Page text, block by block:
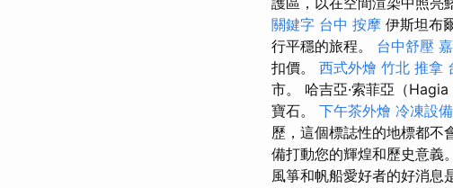
關鍵字 台中 按摩 伊斯坦布
行平穩的旅程。 台中舒壓
扣價。 西式外燴 竹北 推拿
市。 哈吉亞·索菲亞（Hagia
寶石。 下午茶外燴 冷凍設備
歷，這個標誌性的地標都不
備打動您的輝煌和歷史意義
風箏和帆船愛好者的好消息